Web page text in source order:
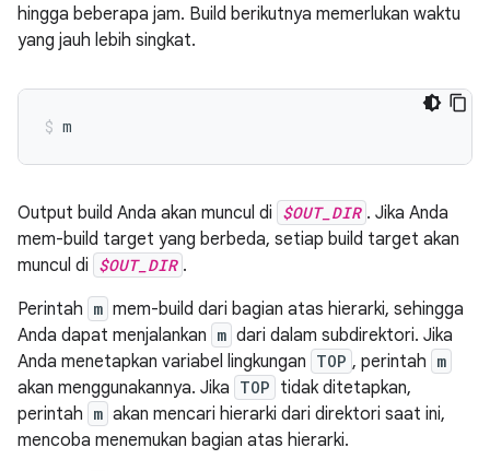
hingga beberapa jam. Build berikutnya memerlukan waktu
yang jauh lebih singkat.
m
Output build Anda akan muncul di $OUT_DIR . Jika Anda
mem-build target yang berbeda, setiap build target akan
muncul di $OUT_DIR .
Perintah m mem-build dari bagian atas hierarki, sehingga
Anda dapat menjalankan m dari dalam subdirektori. Jika
Anda menetapkan variabel lingkungan TOP , perintah m
akan menggunakannya. Jika TOP tidak ditetapkan,
perintah m akan mencari hierarki dari direktori saat ini,
mencoba menemukan bagian atas hierarki.